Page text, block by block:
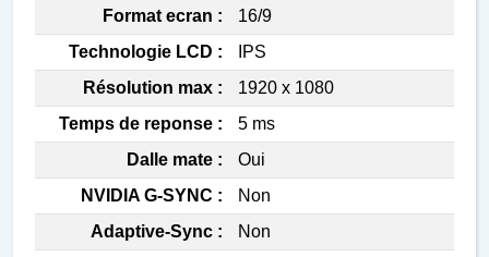
Format ecran :
16/9
Technologie LCD :
IPS
Résolution max :
1920 x 1080
Temps de reponse :
5 ms
Dalle mate :
Oui
NVIDIA G-SYNC :
Non
Adaptive-Sync :
Non